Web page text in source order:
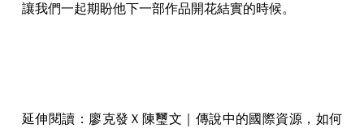
讓我們一起期盼他下一部作品開花結實的時候。
延伸閱讀：廖克發Ｘ陳璽文｜傳說中的國際資源，如何